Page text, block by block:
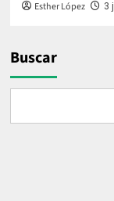
Esther López 3
Buscar